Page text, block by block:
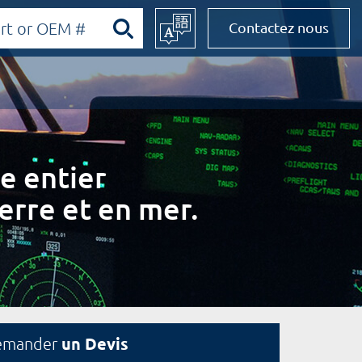
Contactez nous
entier
et en mer.
un Devis